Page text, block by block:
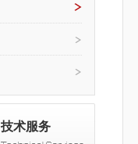
技术服务